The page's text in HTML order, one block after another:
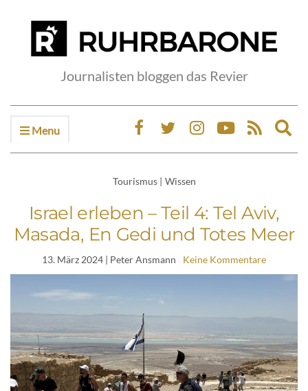
Journalisten bloggen das Revier
Menu
Tourismus | Wissen
Israel erleben – Teil 4: Tel Aviv,
Masada, En Gedi und Totes Meer
13. März 2024 | Peter Ansmann Keine Kommentare